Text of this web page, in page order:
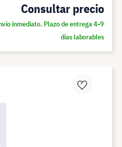
Consultar precio
inmediato. Plazo de entrega 4-9
días laborables